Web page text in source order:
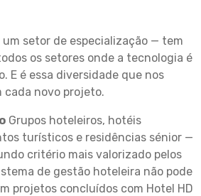
setor de especialização — tem
os setores onde a tecnologia é
E é essa diversidade que nos
novo projeto.
Grupos hoteleiros, hotéis
turísticos e residências sénior —
critério mais valorizado pelos
de gestão hoteleira não pode
projetos concluídos com Hotel HD